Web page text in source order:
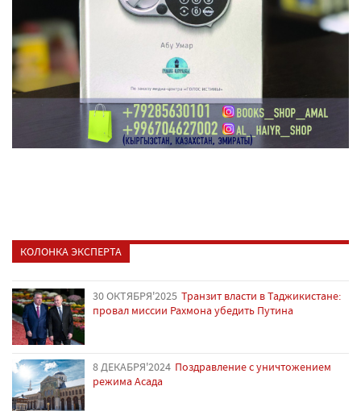
КОЛОНКА ЭКСПЕРТА
30 ОКТЯБРЯ'2025 Транзит власти в Таджикистане:
провал миссии Рахмона убедить Путина
8 ДЕКАБРЯ'2024 Поздравление с уничтожением
режима Асада